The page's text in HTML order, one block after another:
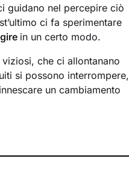
guidano nel percepire ciò
ci fa sperimentare
in un certo modo.
che ci allontanano
si possono interrompere,
un cambiamento
elementi che influenzano
di nuove abilità